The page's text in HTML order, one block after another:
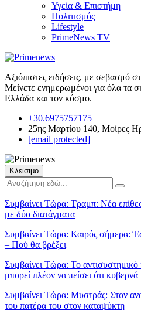
Υγεία & Επιστήμη
Πολιτισμός
Lifestyle
PrimeNews TV
Αξιόπιστες ειδήσεις, με σεβασμό
Μείνετε ενημερωμένοι για όλα τα
Ελλάδα και τον κόσμο.
+30.6975757175
25ης Μαρτίου 140, Μοίρες
[email protected]
Κλείσιμο
Συμβαίνει Τώρα: Τραμπ: Νέα
με δύο διατάγματα
Συμβαίνει Τώρα: Καιρός σήμερα:
– Πού θα βρέξει
Συμβαίνει Τώρα: Το
μπορεί πλέον να πείσει ότι κυβερνά
Συμβαίνει Τώρα: Μυστράς: Στον
του πατέρα του στον καταψύκτη